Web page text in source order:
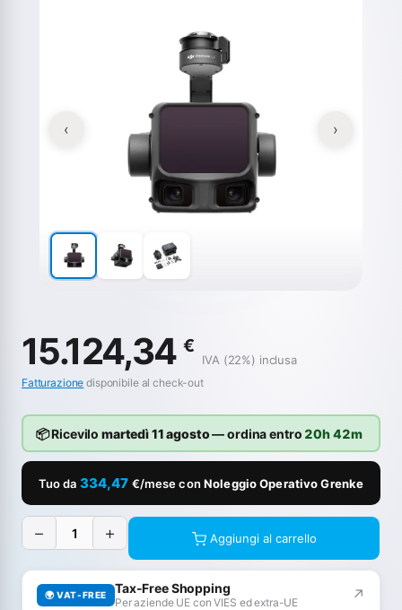
‹ ›
15.124,34 €
IVA (22%) inclusa
Fatturazione disponibile al check-out
📦 Ricevilo martedì 11 agosto— ordina entro 20h 42m
Tuo da 334,47 €/mese con Noleggio Operativo Grenke
− + Aggiungi al carrello
🌍 VAT-FREE Tax-Free Shopping
Per aziende UE con VIES ed extra-UE ↗